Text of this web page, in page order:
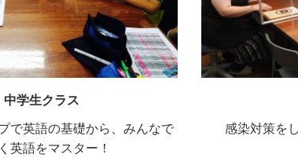
中学生クラス
で英語の基礎から、みんなで
英語をマスター！
感染対策を